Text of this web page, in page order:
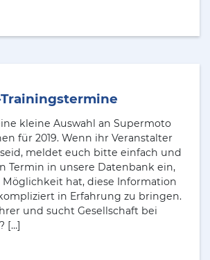
kleine Auswahl an Supermoto
für 2019. Wenn ihr Veranstalter
meldet euch bitte einfach und
Termin in unsere Datenbank ein,
Möglichkeit hat, diese Information
in Erfahrung zu bringen.
und sucht Gesellschaft bei
[…]